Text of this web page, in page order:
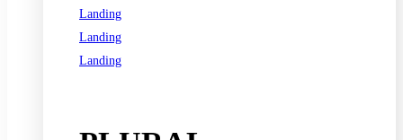
Landing
Landing
Landing